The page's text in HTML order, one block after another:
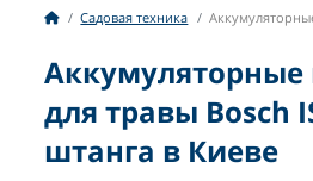
Садовая техника
для травы Bosch
штанга в Киеве